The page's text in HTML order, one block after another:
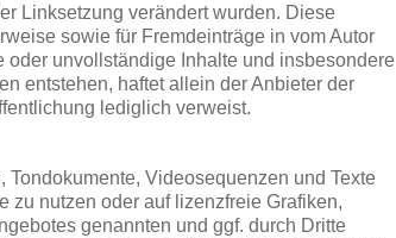
Linksetzung verändert wurden. Diese
sowie für Fremdeinträge in vom Autor
unvollständige Inhalte und insbesondere
entstehen, haftet allein der Anbieter der
lediglich verweist.
Videosequenzen und Texte
zu nutzen oder auf lizenzfreie Grafiken,
genannten und ggf. durch Dritte